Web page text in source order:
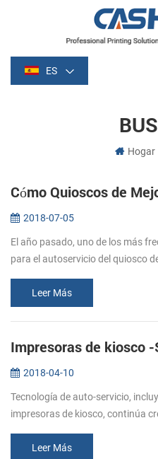
ES
Hogar
2018-07-05
El año pasado, uno de los más
para el autoservicio del quiosco
Leer Más
2018-04-10
Tecnología de auto-servicio,
impresoras de kiosco, continúa
tipos, así como ...
Leer Más